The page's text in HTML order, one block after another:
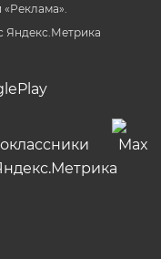
Яндекс.Метрика